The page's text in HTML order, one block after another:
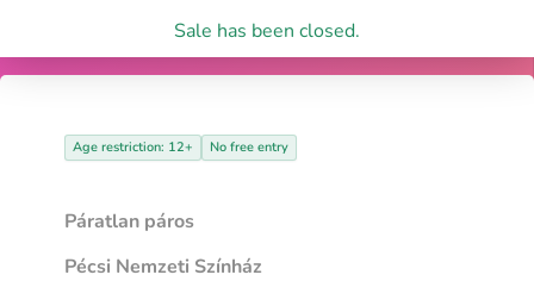
Sale has been closed.
Age restriction: 12+ No free entry
Páratlan páros
Pécsi Nemzeti Színház